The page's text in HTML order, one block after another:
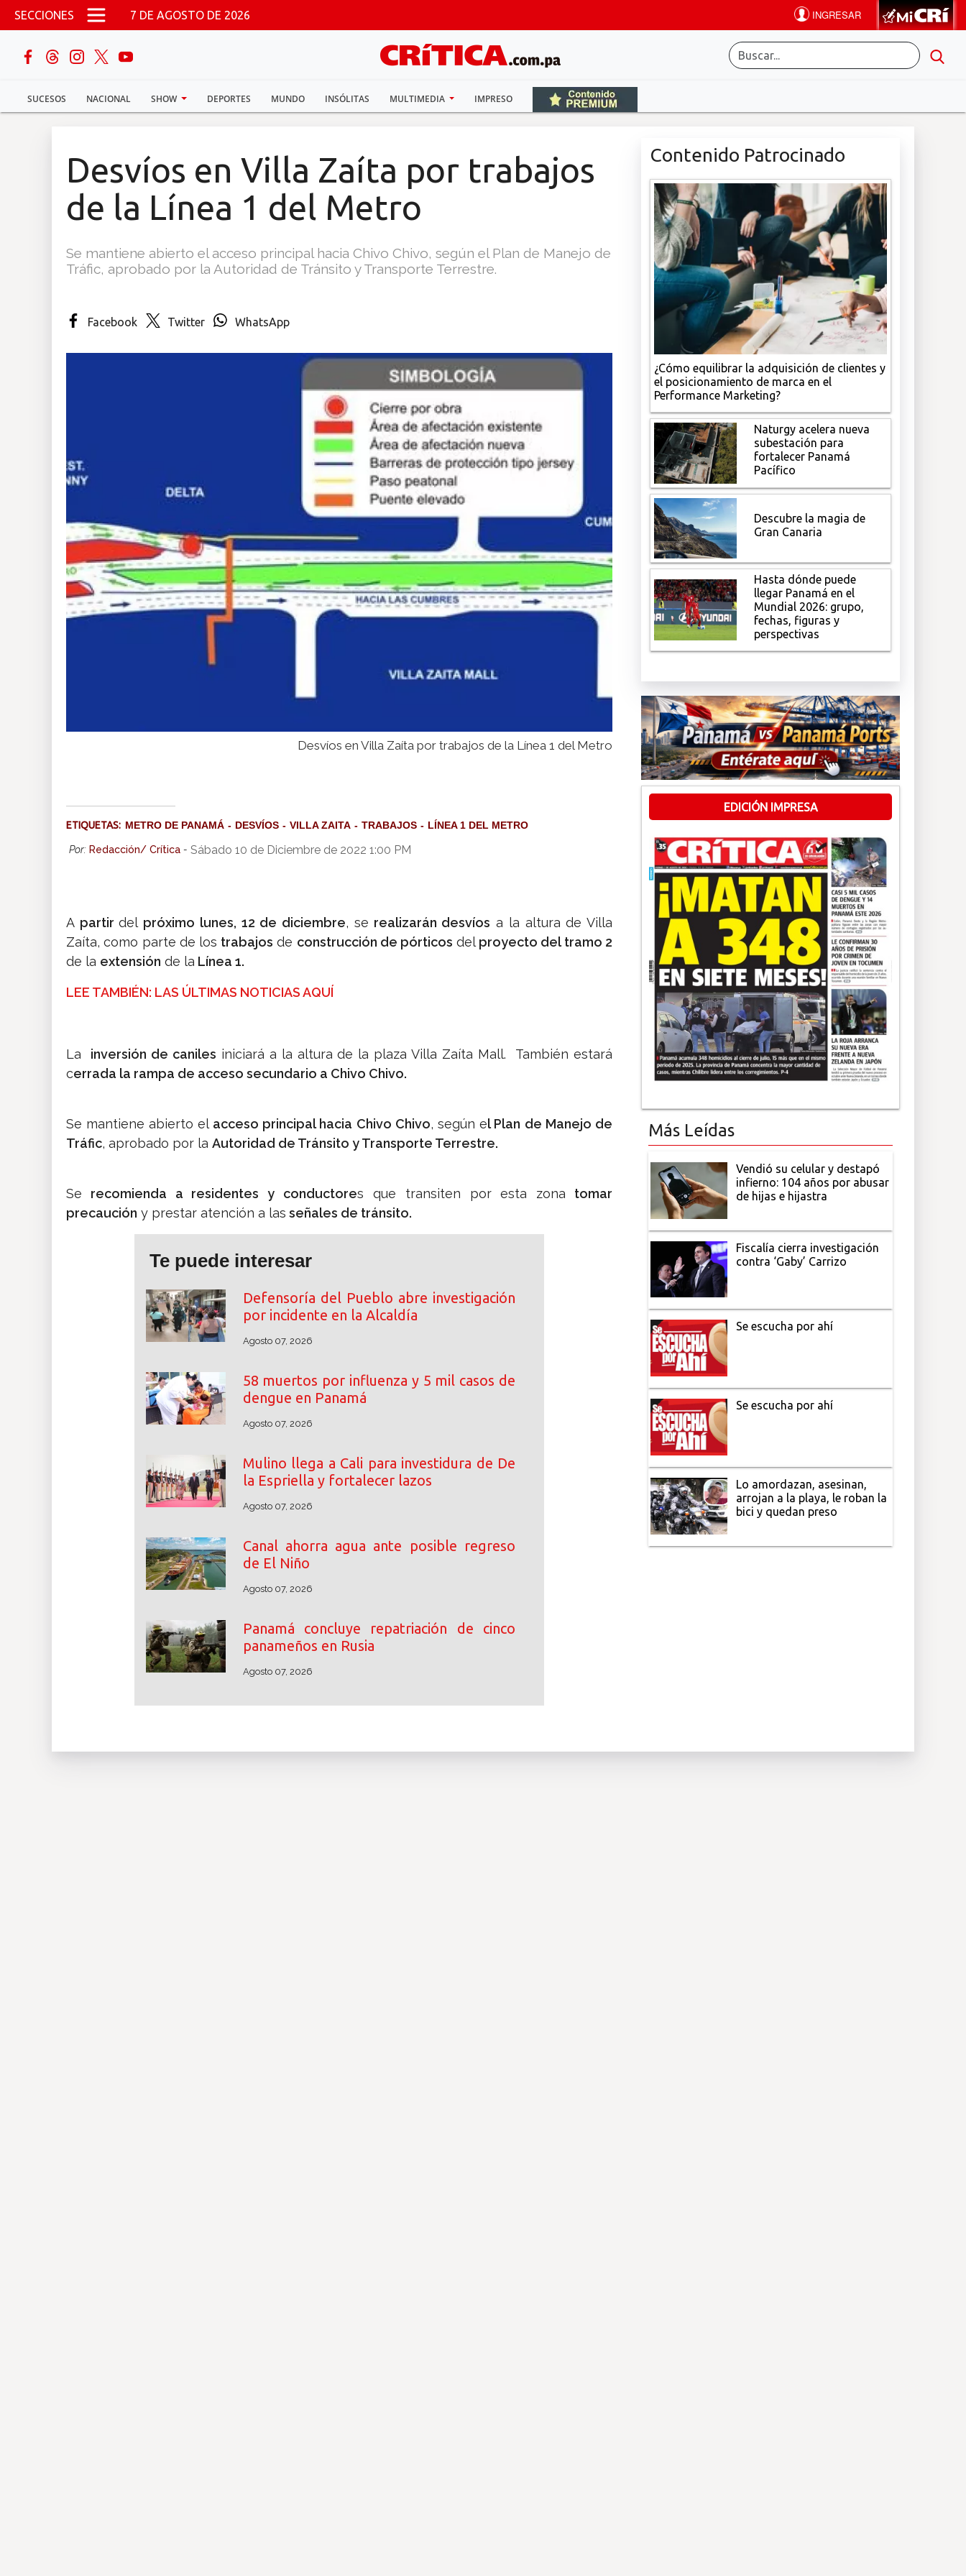
Pasar al contenido principal
SECCIONES 7 DE AGOSTO DE 2026
SUCESOS NACIONAL SHOW DEPORTES MUNDO INSÓLITAS MULTIMEDIA IMPRESO
buscar
Sucesos
Desvíos en Villa Zaíta por trabajos
de la Línea 1 del Metro
Se mantiene abierto el acceso principal hacia Chivo Chivo, según el Plan de Manejo de
Tráfic, aprobado por la Autoridad de Tránsito y Transporte Terrestre.
Facebook Twitter WhatsApp
Desvíos en Villa Zaíta por trabajos de la Línea 1 del Metro
ETIQUETAS: METRO DE PANAMÁ DESVÍOS VILLA ZAITA TRABAJOS LÍNEA 1 DEL METRO
Por: Redacción/ Crítica - Sábado 10 de Diciembre de 2022 1:00 PM
A partirdelpróximo lunes, 12 de diciembre, se realizarán desvíos a la altura de Villa
Zaíta, como parte de los trabajos de construcción de pórticos delproyecto del tramo 2
de la extensión de la Línea 1.
LEE TAMBIÉN: LAS ÚLTIMAS NOTICIAS AQUÍ
La inversión de caniles iniciará a la altura de la plaza Villa Zaíta Mall. También estará
cerrada la rampa de acceso secundario a Chivo Chivo.
Se mantiene abierto elacceso principal hacia Chivo Chivo, según el Plan de Manejo de
Tráfic, aprobado por la Autoridad de Tránsito y Transporte Terrestre.
Se recomienda a residentes y conductores que transiten por esta zona tomar
precaución y prestar atención a las señales de tránsito.
Te puede interesar
Defensoría del Pueblo abre investigación
por incidente en la Alcaldía
Agosto 07, 2026
58 muertos por influenza y 5 mil casos de
dengue en Panamá
Agosto 07, 2026
Mulino llega a Cali para investidura de De
la Espriella y fortalecer lazos
Agosto 07, 2026
Canal ahorra agua ante posible regreso
de El Niño
Agosto 07, 2026
Panamá concluye repatriación de cinco
panameños en Rusia
Agosto 07, 2026
Contenido Patrocinado
¿Cómo equilibrar la adquisición de clientes y
el posicionamiento de marca en el
Performance Marketing?
Naturgy acelera nueva
subestación para
fortalecer Panamá
Pacífico
Descubre la magia de
Gran Canaria
Hasta dónde puede
llegar Panamá en el
Mundial 2026: grupo,
fechas, figuras y
perspectivas
EDICIÓN IMPRESA
Más Leídas
Vendió su celular y destapó
infierno: 104 años por abusar
de hijas e hijastra
Fiscalía cierra investigación
contra ‘Gaby’ Carrizo
Se escucha por ahí
Se escucha por ahí
Lo amordazan, asesinan,
arrojan a la playa, le roban la
bici y quedan preso